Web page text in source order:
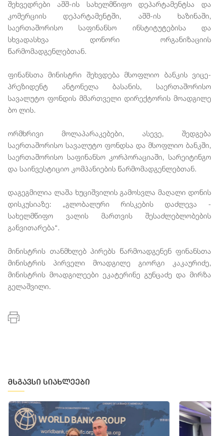
შეხვედრები აშშ-ის სახელმწიფო დეპარტამენტსა და
კომერციის დეპარტამენტში, აშშ-ის ხაზინაში,
საერთაშორისო საფინანსო ინსტიტუტებისა და
სხვადასხვა დონორი ორგანიზაციის
წარმომადგენლებთან.
ფინანსთა მინისტრი შეხვდება მსოფლიო ბანკის ვიცე-
პრეზიდენტ ანტონელა ბასანის, საერთაშორისო
სავალუტო ფონდის მმართველი დირექტორის მოადგილე
ბო ლის.
ორმხრივი მოლაპარაკებები, ასევე, შედგება
საერთაშორისო სავალუტო ფონდსა და მსოფლიო ბანკში,
საერთაშორისო საფინანსო კორპორაციაში, სარეიტინგო
და საინვესტიციო კომპანიების წარმომადგენლებთან.
დაგეგმილია ლაშა ხუციშვილის გამოსვლა მაღალი დონის
დისკუსიაზე: „გლობალური რისკების დაძლევა -
სახელმწიფო ვალის მართვის შესაძლებლობების
განვითარება“.
მინისტრის თანმხლებ პირებს წარმოადგენენ ფინანსთა
მინისტრის პირველი მოადგილე გიორგი კაკაურიძე,
მინისტრის მოადგილეები ეკატერინე გუნცაძე და მირზა
გელაშვილი.
მსგავსი სიახლეები